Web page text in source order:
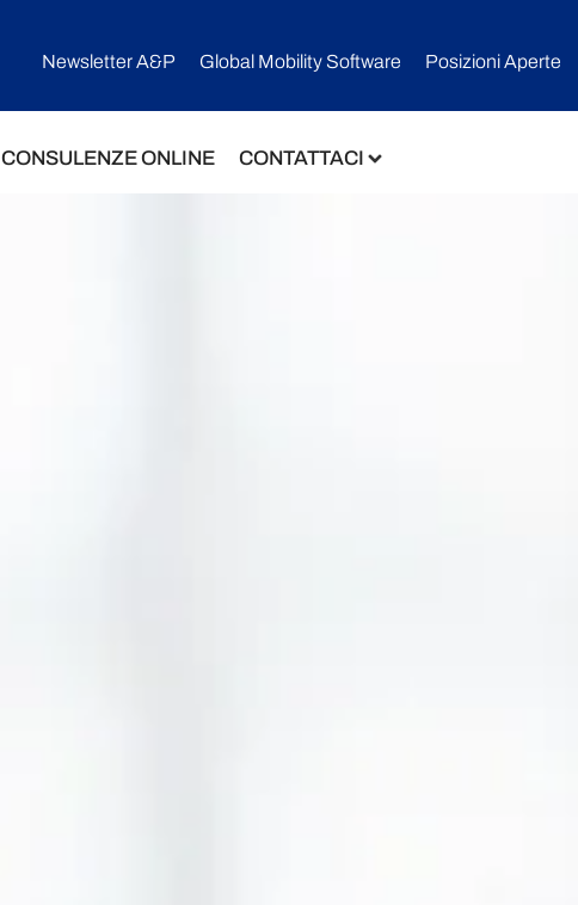
Newsletter A&P Global Mobility Software​ Posizioni Aperte
CONSULENZE ONLINE CONTATTACI